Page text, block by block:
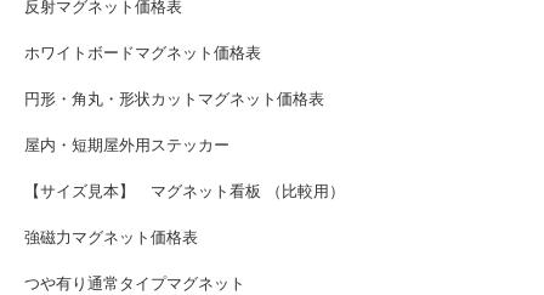
反射マグネット価格表
ホワイトボードマグネット価格表
円形・角丸・形状カットマグネット価格表
屋内・短期屋外用ステッカー
【サイズ見本】 マグネット看板 （比較用）
強磁力マグネット価格表
つや有り通常タイプマグネット